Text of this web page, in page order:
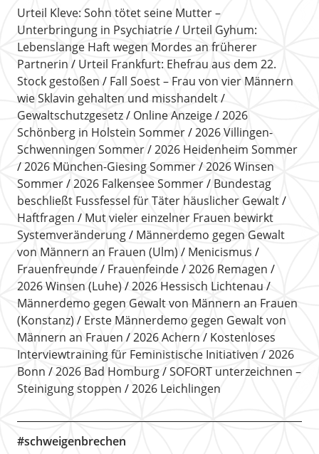
Urteil Kleve: Sohn tötet seine Mutter –
Unterbringung in Psychiatrie
Urteil Gyhum:
Lebenslange Haft wegen Mordes an früherer
Partnerin
Urteil Frankfurt: Ehefrau aus dem 22.
Stock gestoßen
Fall Soest – Frau von vier Männern
wie Sklavin gehalten und misshandelt
Gewaltschutzgesetz
Online Anzeige
2026
Schönberg in Holstein Sommer
2026 Villingen-
Schwenningen Sommer
2026 Heidenheim Sommer
2026 München-Giesing Sommer
2026 Winsen
Sommer
2026 Falkensee Sommer
Bundestag
beschließt Fussfessel für Täter häuslicher Gewalt
Haftfragen
Mut vieler einzelner Frauen bewirkt
Systemveränderung
Männerdemo gegen Gewalt
von Männern an Frauen (Ulm)
Menicismus
Frauenfreunde
Frauenfeinde
2026 Remagen
2026 Winsen (Luhe)
2026 Hessisch Lichtenau
Männerdemo gegen Gewalt von Männern an Frauen
(Konstanz)
Erste Männerdemo gegen Gewalt von
Männern an Frauen
2026 Achern
Kostenloses
Interviewtraining für Feministische Initiativen
2026
Bonn
2026 Bad Homburg
SOFORT unterzeichnen –
Steinigung stoppen
2026 Leichlingen
#schweigenbrechen